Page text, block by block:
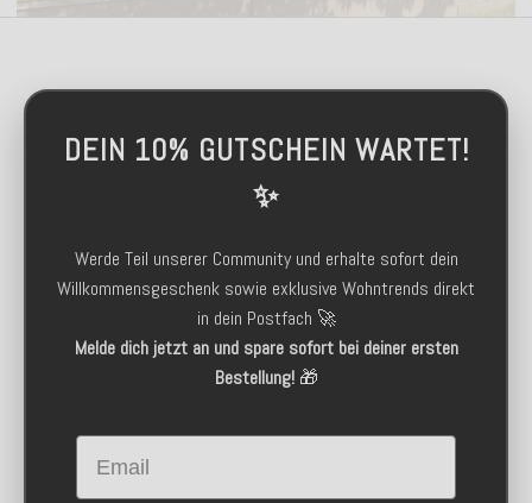
DEIN 10% GUTSCHEIN WARTET!
✨
Werde Teil unserer Community und erhalte sofort dein
Willkommensgeschenk sowie exklusive Wohntrends direkt
in dein Postfach 🚀
Melde dich jetzt an und spare sofort bei deiner ersten
Bestellung!🎁
Email